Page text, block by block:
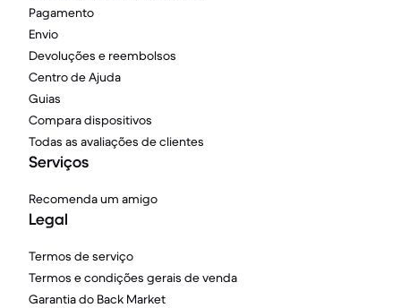
Pagamento
Envio
Devoluções e reembolsos
Centro de Ajuda
Guias
Compara dispositivos
Todas as avaliações de clientes
Serviços
Recomenda um amigo
Legal
Termos de serviço
Termos e condições gerais de venda
Garantia do Back Market